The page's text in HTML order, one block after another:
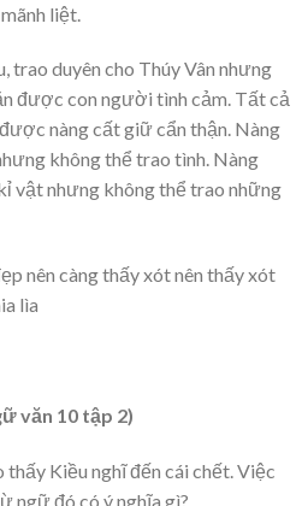
liệt.
trao duyên cho Thúy Vân nhưng
được con người tình cảm. Tất cả
nàng cất giữ cẩn thận. Nàng
không thể trao tình. Nàng
vật nhưng không thể trao những
nên càng thấy xót nên thấy xót
lìa
văn 10 tập 2)
Kiều nghĩ đến cái chết. Việc
ngữ đó có ý nghĩa gì?